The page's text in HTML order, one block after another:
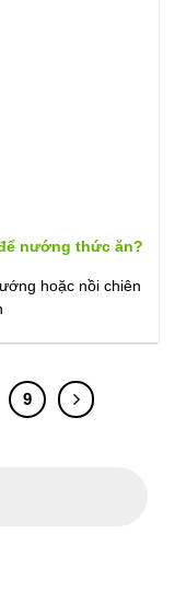
nướng thức ăn?
hoặc nồi chiên
9